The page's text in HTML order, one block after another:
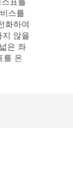
스를
화하여
않을
은 좌
를 온